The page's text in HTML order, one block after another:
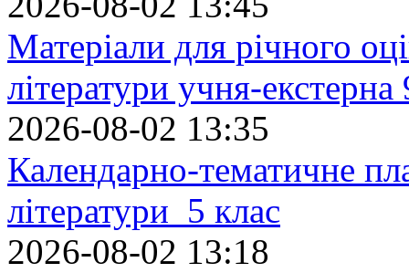
Матеріали для річного
літератури учня-екстерна
2026-08-02 13:35
Календарно-тематичне
літератури 5 клас
2026-08-02 13:18